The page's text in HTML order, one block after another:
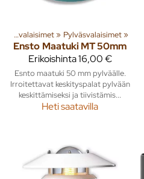
Ulkovalaisimet‪» Pylväsvalaisimet‪»
Ensto Maatuki MT 50mm
Erikoishinta16,00 €
Esnto maatuki 50 mm pylväälle.
Irroitettavat keskityspalat pylvään
keskittämiseksi ja tiivistämis...
Heti saatavilla
‪» Rakenna‪» Valaisimet ja lamput‪»